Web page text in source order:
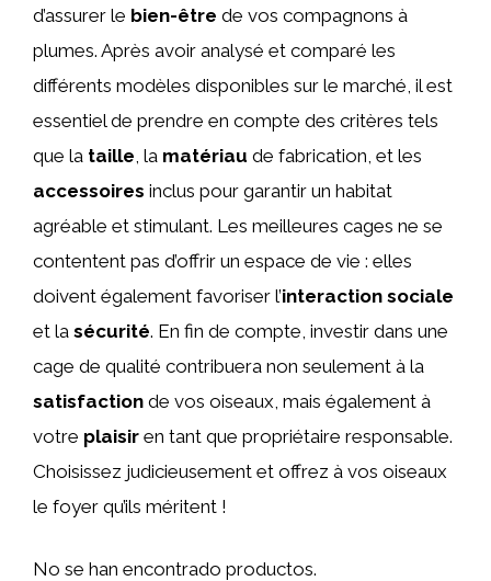
d’assurer le bien-être de vos compagnons à
plumes. Après avoir analysé et comparé les
différents modèles disponibles sur le marché, il est
essentiel de prendre en compte des critères tels
que la taille , la matériau de fabrication, et les
accessoires inclus pour garantir un habitat
agréable et stimulant. Les meilleures cages ne se
contentent pas d’offrir un espace de vie : elles
doivent également favoriser l’interaction sociale
et la sécurité. En fin de compte, investir dans une
cage de qualité contribuera non seulement à la
satisfaction de vos oiseaux, mais également à
votre plaisir en tant que propriétaire responsable.
Choisissez judicieusement et offrez à vos oiseaux
le foyer qu’ils méritent !
No se han encontrado productos.